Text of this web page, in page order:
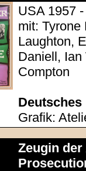
USA 1957
mit: Tyrone
Laughton,
Daniell, Ian
Compton
Deutsches
Grafik:
Zeugin